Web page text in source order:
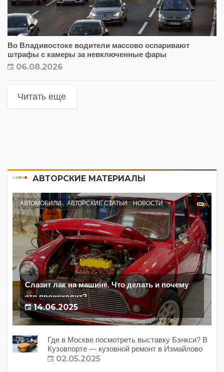
Во Владивостоке водители массово оспаривают
штрафы с камеры за невключенные фары
06.08.2026
Читать еще
АВТОРСКИЕ МАТЕРИАЛЫ
АВТОМОБИЛИ АВТОРСКИЕ СТАТЬИ НОВОСТИ
Слазит лак на машине. Что делать и почему
это происходит?
14.06.2025
Где в Москве посмотреть выставку Бэнкси? В
Кузовпорте — кузовной ремонт в Измайлово
02.05.2025